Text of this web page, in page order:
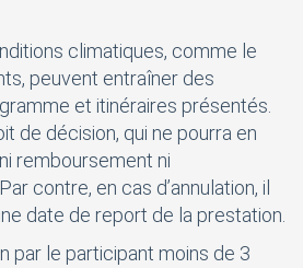
climatiques, comme le
peuvent entraîner des
et itinéraires présentés.
de décision, qui ne pourra en
remboursement ni
contre, en cas d’annulation, il
date de report de la prestation.
par le participant moins de 3